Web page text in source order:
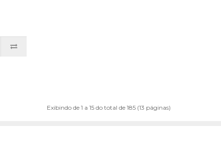
Exibindo de 1 a 15 do total de 185 (13 páginas)